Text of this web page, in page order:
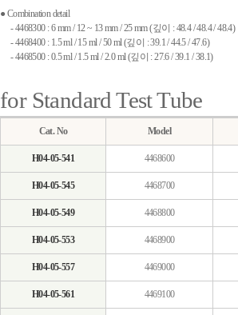
● Combination detail
- 4468300 : 6 mm / 12 ~ 13 mm / 25 mm (깊이 : 48.4 / 48.4 / 48.4)
- 4468400 : 1.5 ml / 15 ml / 50 ml (깊이 : 39.1 / 44.5 / 47.6)
- 4468500 : 0.5 ml / 1.5 ml / 2.0 ml (깊이 : 27.6 / 39.1 / 38.1)
for Standard Test Tube
Cat. No Model
H04-05-541 4468600
H04-05-545 4468700
H04-05-549 4468800
H04-05-553 4468900
H04-05-557 4469000
H04-05-561 4469100